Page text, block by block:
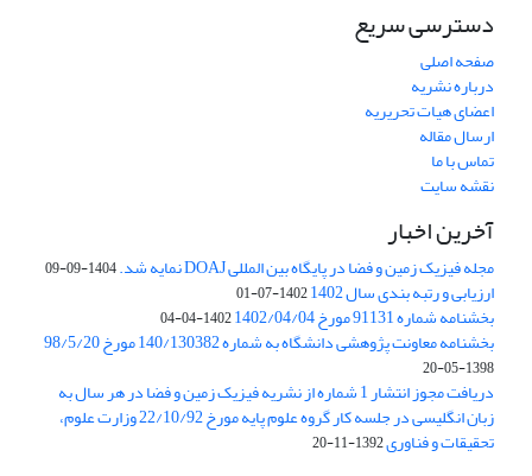
دسترسی سریع
صفحه اصلی
درباره نشریه
اعضای هیات تحریریه
ارسال مقاله
تماس با ما
نقشه سایت
آخرین اخبار
مجله فیزیک زمین و فضا در پایگاه بین المللی DOAJ نمایه شد. 1404-09-09
ارزیابی و رتبه بندی سال 1402 1402-07-01
بخشنامه شماره 91131 مورخ 1402/04/04 1402-04-04
بخشنامه معاونت پژوهشی دانشگاه به شماره 140/130382 مورخ 98/5/20
1398-05-20
دریافت مجوز انتشار 1 شماره از نشریه فیزیک زمین و فضا در هر سال به
زبان انگلیسی در جلسه کار گروه علوم پایه مورخ 22/10/92 وزارت علوم،
تحقیقات و فناوری1392-11-20